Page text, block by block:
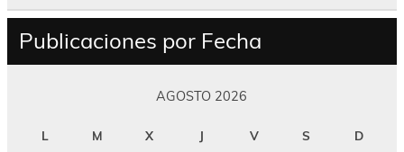
Publicaciones por Fecha
AGOSTO 2026
L M X J V S D